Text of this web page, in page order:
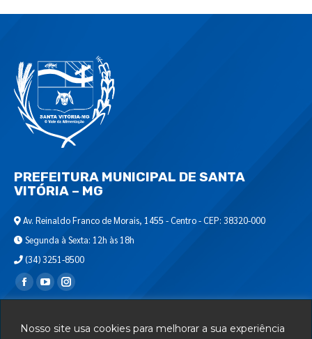
Nosso site usa cookies para melhorar a sua experiência
PREFEITURA MUNICIPAL DE SANTA
VITÓRIA – MG
Av. Reinaldo Franco de Morais, 1455 - Centro - CEP: 38320-000
Segunda à Sexta: 12h às 18h
(34) 3251-8500
Encontre-nos em: